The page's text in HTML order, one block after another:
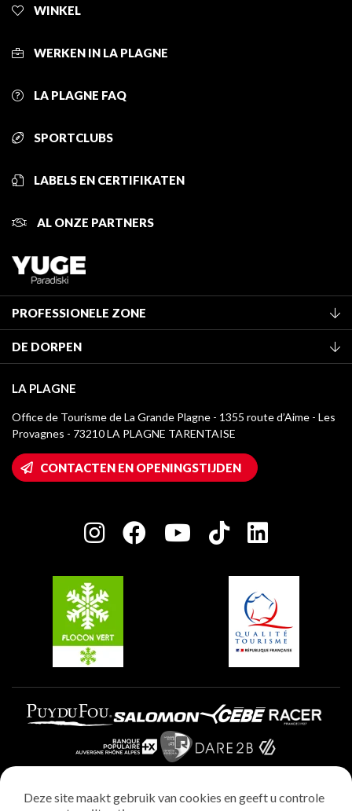
WINKEL
WERKEN IN LA PLAGNE
LA PLAGNE FAQ
SPORTCLUBS
LABELS EN CERTIFIKATEN
AL ONZE PARTNERS
PROFESSIONELE ZONE
Classificatie van de gemeubileerde accommodaties
Verblijfstaks
Mediatheek
La Plagne logo's
Wifi toegang
Huis van de eigenaar
Charter van toegewijde spelers
DE DORPEN
Montchavin - Les Coches
Champagny-en-Vanoise
Plagne 1800
Plagne Villages
Plagne Aime 2000
LA PLAGNE
Office de Tourisme de La Grande Plagne - 1355 route d’Aime - Les
Provagnes - 73210 LA PLAGNE TARENTAISE
CONTACTEN EN OPENINGSTIJDEN
Deze site maakt gebruik van cookies en geeft u controle